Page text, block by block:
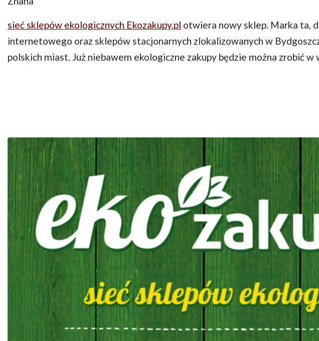
sieć sklepów ekologicznych Ekozakupy.pl otwiera nowy sklep. Marka ta,
internetowego oraz sklepów stacjonarnych zlokalizowanych w
polskich miast. Już niebawem ekologiczne zakupy będzie można zrobić